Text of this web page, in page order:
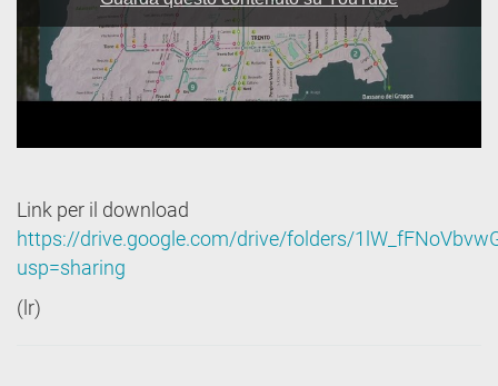
Link per il download
https://drive.google.com/drive/folders/
usp=sharing
(lr)